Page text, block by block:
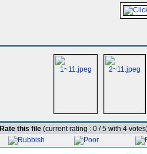
Rate this file (current rating : 0 / 5 with 4